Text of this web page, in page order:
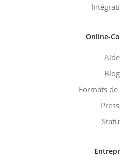
Online-
Aide
Blog
Formats